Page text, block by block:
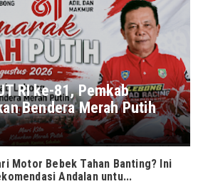
RI ke-81, Pemkab
Bendera Merah Putih
Motor Bebek Tahan Banting? Ini
Andalan untu...